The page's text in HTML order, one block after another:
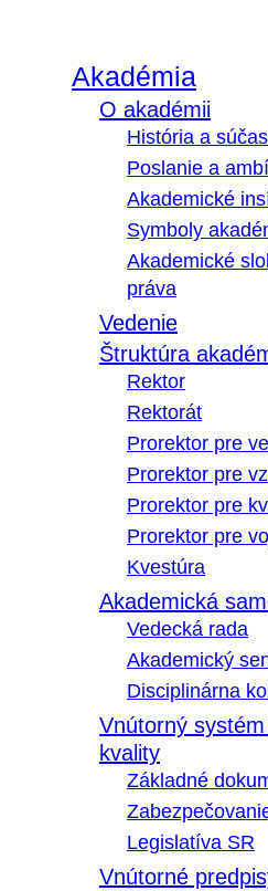
Akadémia
O akadémii
História a
Poslanie a
Akademické
Symboly
Akademické
práva
Vedenie
Štruktúra
Rektor
Rektorát
Prorektor pre
Prorektor pre
Prorektor pre
Prorektor pre
Kvestúra
Akademická
Vedecká rada
Akademický
Disciplinárna
Vnútorný
kvality
Základné
Legislatíva SR
Vnútorné